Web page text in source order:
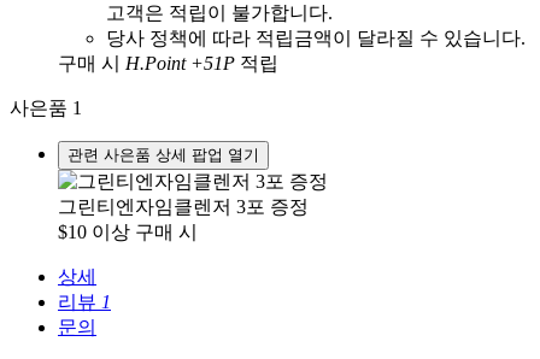
고객은 적립이 불가합니다.
당사 정책에 따라 적립금액이 달라질 수 있습니다.
구매 시 H.Point +51P 적립
사은품 1
관련 사은품 상세 팝업 열기
그린티엔자임클렌저 3포 증정
$10 이상 구매 시
상세
리뷰 1
문의